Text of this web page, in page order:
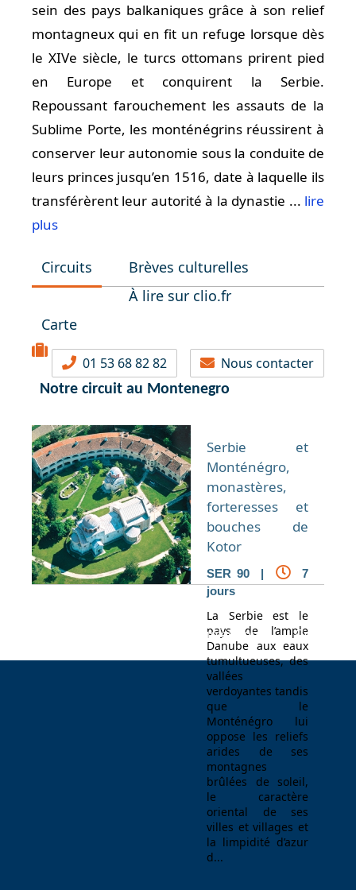
sein des pays balkaniques grâce à son relief
montagneux qui en fit un refuge lorsque dès
le XIVe siècle, le turcs ottomans prirent pied
en Europe et conquirent la Serbie.
Repoussant farouchement les assauts de la
Sublime Porte, les monténégrins réussirent à
conserver leur autonomie sous la conduite de
leurs princes jusqu’en 1516, date à laquelle ils
transférèrent leur autorité à la dynastie ... lire
plus
Circuits
Brèves culturelles
À lire sur clio.fr
Carte
01 53 68 82 82 Nous contacter
Notre circuit au Montenegro
Serbie et
Monténégro,
monastères,
forteresses et
bouches de
Kotor
SER 90 |
7
jours
La Serbie est le
pays de l’ample
Danube aux eaux
tumultueuses, des
vallées
verdoyantes tandis
que le
Monténégro lui
oppose les reliefs
arides de ses
montagnes
brûlées de soleil,
le caractère
oriental de ses
villes et villages et
la limpidité d’azur
d...
Espace professionnel Contact